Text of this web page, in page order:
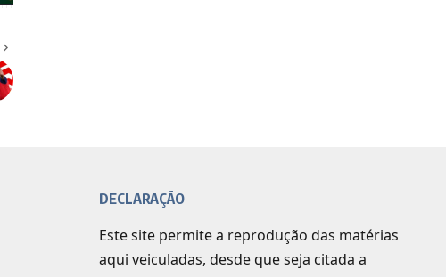
DECLARAÇÃO
Este site permite a reprodução das matérias
aqui veiculadas, desde que seja citada a